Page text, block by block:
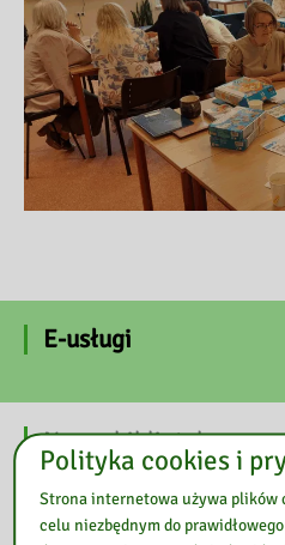
E-usługi
Nasza biblioteka
Polityka cookies i
Strona internetowa używa plików
celu niezbędnym do